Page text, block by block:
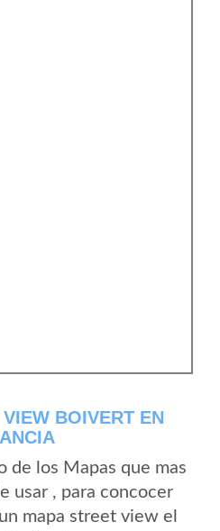
BOIVERT EN
de los Mapas que mas
usar , para concocer
mapa street view el